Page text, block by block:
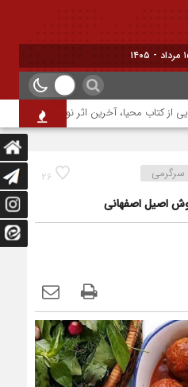
از کتاب محیا، آخرین اثر نویسنده جوان
26 سرگرمی
اصیل اصفهانی